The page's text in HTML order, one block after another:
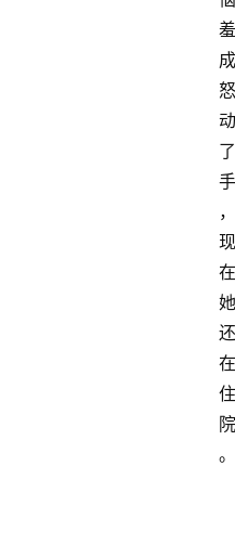
羞
成
怒
动
了
手
，
现
在
她
还
在
住
院
。